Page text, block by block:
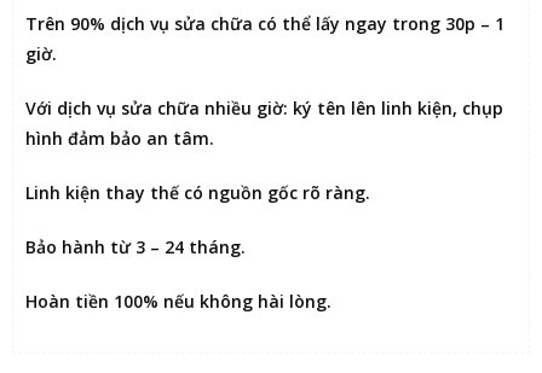
Trên 90% dịch vụ sửa chữa có thể lấy ngay trong 30p – 1
giờ.
Với dịch vụ sửa chữa nhiều giờ: ký tên lên linh kiện, chụp
hình đảm bảo an tâm.
Linh kiện thay thế có nguồn gốc rõ ràng.
Bảo hành từ 3 – 24 tháng.
Hoàn tiền 100% nếu không hài lòng.